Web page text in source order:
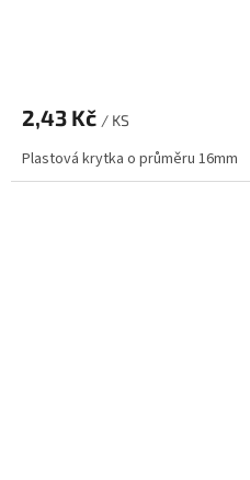
2,43 Kč / KS
Plastová krytka o průměru 16mm